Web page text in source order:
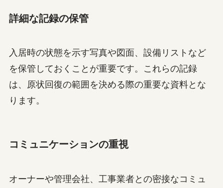
詳細な記録の保管
入居時の状態を示す写真や図面、設備リストなど
を保管しておくことが重要です。これらの記録
は、原状回復の範囲を決める際の重要な資料とな
ります。
コミュニケーションの重視
オーナーや管理会社、工事業者との密接なコミュ